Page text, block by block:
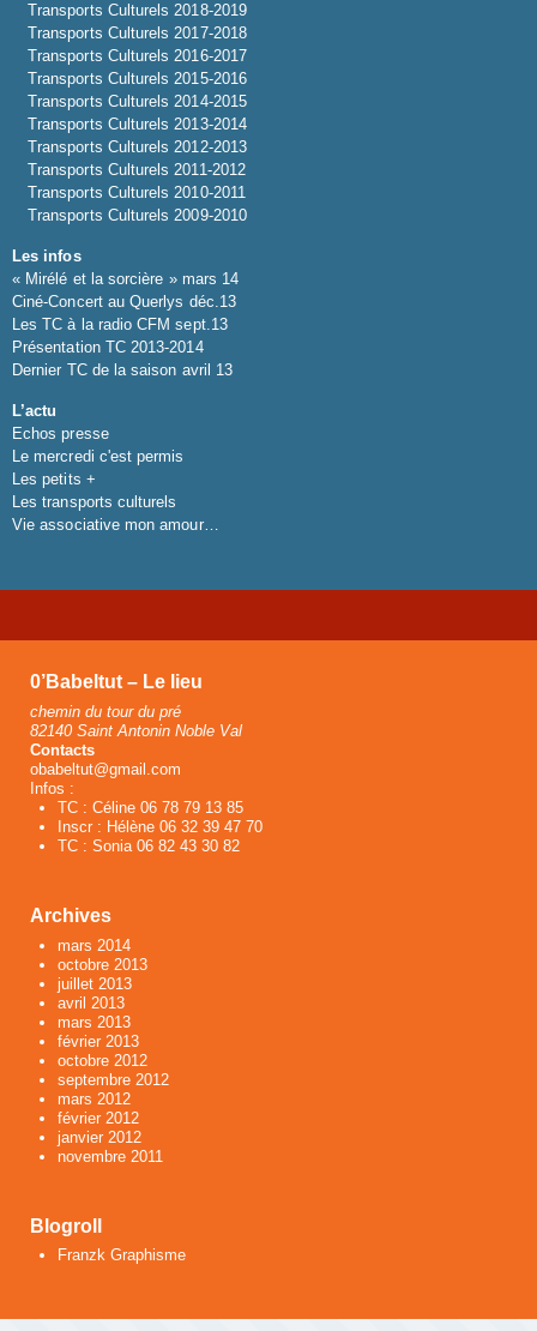
Transports Culturels 2018-2019
Transports Culturels 2017-2018
Transports Culturels 2016-2017
Transports Culturels 2015-2016
Transports Culturels 2014-2015
Transports Culturels 2013-2014
Transports Culturels 2012-2013
Transports Culturels 2011-2012
Transports Culturels 2010-2011
Transports Culturels 2009-2010
Les infos
« Mirélé et la sorcière » mars 14
Ciné-Concert au Querlys déc.13
Les TC à la radio CFM sept.13
Présentation TC 2013-2014
Dernier TC de la saison avril 13
L’actu
Echos presse
Le mercredi c'est permis
Les petits +
Les transports culturels
Vie associative mon amour…
0’Babeltut – Le lieu
chemin du tour du pré
82140 Saint Antonin Noble Val
Contacts
obabeltut@gmail.com
Infos :
TC : Céline 06 78 79 13 85
Inscr : Hélène 06 32 39 47 70
TC : Sonia 06 82 43 30 82
Archives
mars 2014
octobre 2013
juillet 2013
avril 2013
mars 2013
février 2013
octobre 2012
septembre 2012
mars 2012
février 2012
janvier 2012
novembre 2011
Blogroll
Franzk Graphisme